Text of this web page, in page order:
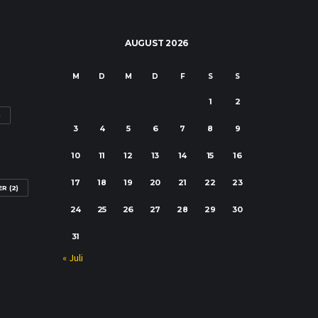
(2)
AUGUST 2026
M D M D F S S
1 2
3 4 5 6 7 8 9
10 11 12 13 14 15 16
17 18 19 20 21 22 23
24 25 26 27 28 29 30
31
« Juli